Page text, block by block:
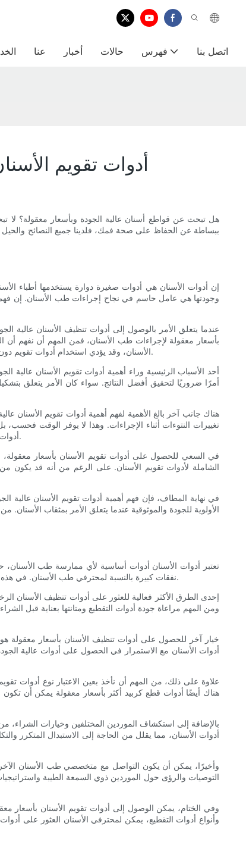
عنا أخبار حالات فهرس اتصل بنا
أدوات تقويم
هل تبحث عن قواطع أسنان عالية الجودة وبأسعار معقولة؟
ببساطة عن الحفاظ على صحة فمك، فلدينا جميع النصائح
إن أدوات الأسنان هي أدوات صغيرة دوارة يستخدمها أطباء
وجودتها هي عامل حاسم في نجاح إجراءات طب الأسنان. إن
عندما يتعلق الأمر بالوصول إلى أدوات تنظيف الأسنان عالية
بأسعار معقولة لإجراءات طب الأسنان، فمن المهم أن نفهم أن
الأسنان، وقد يؤدي استخدام أدوات تقويم دون المستوى أو منخفضة الجودة إلى مجموعة من المشكلات، مثل ضعف أداء القطع، وزيادة خطر إصابة المرضى، وانخفاض الكفاءة في ممارسات طب الأسنان.
أحد الأسباب الرئيسية وراء أهمية أدوات تقويم الأسنان عالية
أمرًا ضروريًا لتحقيق أفضل النتائج. سواء كان الأمر يتعلق
هناك جانب آخر بالغ الأهمية لفهم أهمية أدوات تقويم الأسنان
تغييرات النتوءات أثناء الإجراءات. وهذا لا يوفر الوقت
أدوات القطع عالية الجودة يمكن أن يساعد في تقليل مخاطر الأخطاء الإجرائية والحاجة إلى معالجات متكررة، مما يؤدي إلى سير عمل أكثر كفاءة وتحسين الإنتاجية.
في السعي للحصول على أدوات تقويم الأسنان بأسعار معقولة،
الشاملة لأدوات تقويم الأسنان. على الرغم من أنه قد يكون
في نهاية المطاف، فإن فهم أهمية أدوات تقويم الأسنان
الأولوية للجودة والموثوقية عندما يتعلق الأمر بمثقاب
تعتبر أدوات الأسنان أدوات أساسية لأي ممارسة طب
نفقات كبيرة بالنسبة لمحترفي طب الأسنان. في هذه المقالة، سوف نستكشف الخيارات المتاحة بأسعار معقولة لأدوات تنظيف الأسنان، مع تقديم إرشادات حول كيفية الوصول إلى أدوات عالية الجودة بتكلفة أقل.
إحدى الطرق الأكثر فعالية للعثور على أدوات تنظيف
ومن المهم مراعاة جودة أدوات التقطيع ومتانتها بعناية قبل
خيار آخر للحصول على أدوات تنظيف الأسنان بأسعار معقولة
أدوات الأسنان مع الاستمرار في الحصول على أدوات عالية
علاوة على ذلك، من المهم أن نأخذ بعين الاعتبار نوع أدوات
هناك أيضًا أدوات قطع كربيد أكثر بأسعار معقولة يمكن أن
بالإضافة إلى استكشاف الموردين المختلفين وخيارات الشراء،
أدوات الأسنان، مما يقلل من الحاجة إلى الاستبدال المتكرر
وأخيرًا، يمكن أن يكون التواصل مع متخصصي طب الأسنان
التوصيات والرؤى حول الموردين ذوي السمعة الطيبة
وفي الختام، يمكن الوصول إلى أدوات تقويم الأسنان بأسعار
وأنواع أدوات التقطيع، يمكن لمحترفي الأسنان العثور على